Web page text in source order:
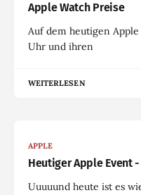
Apple Watch Preise
Auf dem heutigen
Uhr und ihren
WEITERLESEN
APPLE
Heutiger Apple Event
Uuuuund heute ist es